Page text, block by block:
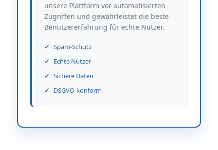
unsere Plattform vor automatisierten
Zugriffen und gewährleistet die beste
Benutzererfahrung für echte Nutzer.
Spam-Schutz
Echte Nutzer
Sichere Daten
DSGVO-konform